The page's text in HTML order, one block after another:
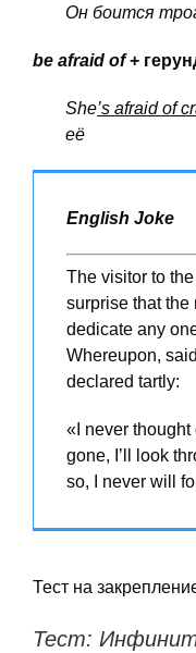
Он боится
be afraid of+
She’s afraid of
её
English Joke
The visitor to
surprise that the
dedicate any
Whereupon,
declared tartly:
«I never thought
gone, I’ll look
so, I never will
Тест на
Тест: